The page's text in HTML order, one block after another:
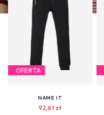
OFERTA
NAME IT
92,61 zł